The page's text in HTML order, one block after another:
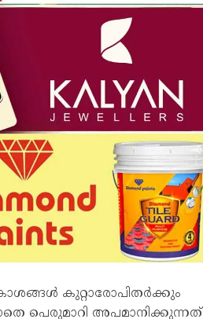
കുറ്റാരോപിതർക്കും
പെരുമാറി അപമാനിക്കുന്നത്